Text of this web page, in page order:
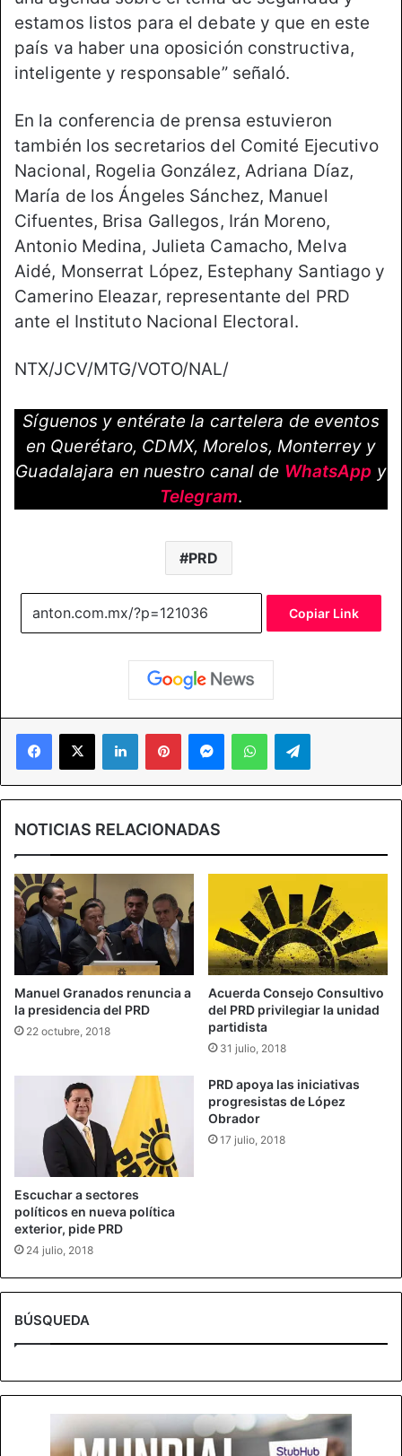
estamos listos para el debate y que en este
país va haber una oposición constructiva,
inteligente y responsable” señaló.
En la conferencia de prensa estuvieron
también los secretarios del Comité Ejecutivo
Nacional, Rogelia González, Adriana Díaz,
María de los Ángeles Sánchez, Manuel
Cifuentes, Brisa Gallegos, Irán Moreno,
Antonio Medina, Julieta Camacho, Melva
Aidé, Monserrat López, Estephany Santiago y
Camerino Eleazar, representante del PRD
ante el Instituto Nacional Electoral.
NTX/JCV/MTG/VOTO/NAL/
Síguenos y entérate la cartelera de eventos
en Querétaro, CDMX, Morelos, Monterrey y
Guadalajara en nuestro canal de WhatsApp y
Telegram.
PRD
Copiar Link
NOTICIAS RELACIONADAS
Manuel Granados renuncia a
la presidencia del PRD
22 octubre, 2018
Acuerda Consejo Consultivo
del PRD privilegiar la unidad
partidista
31 julio, 2018
Escuchar a sectores
políticos en nueva política
exterior, pide PRD
24 julio, 2018
PRD apoya las iniciativas
progresistas de López
Obrador
17 julio, 2018
BÚSQUEDA